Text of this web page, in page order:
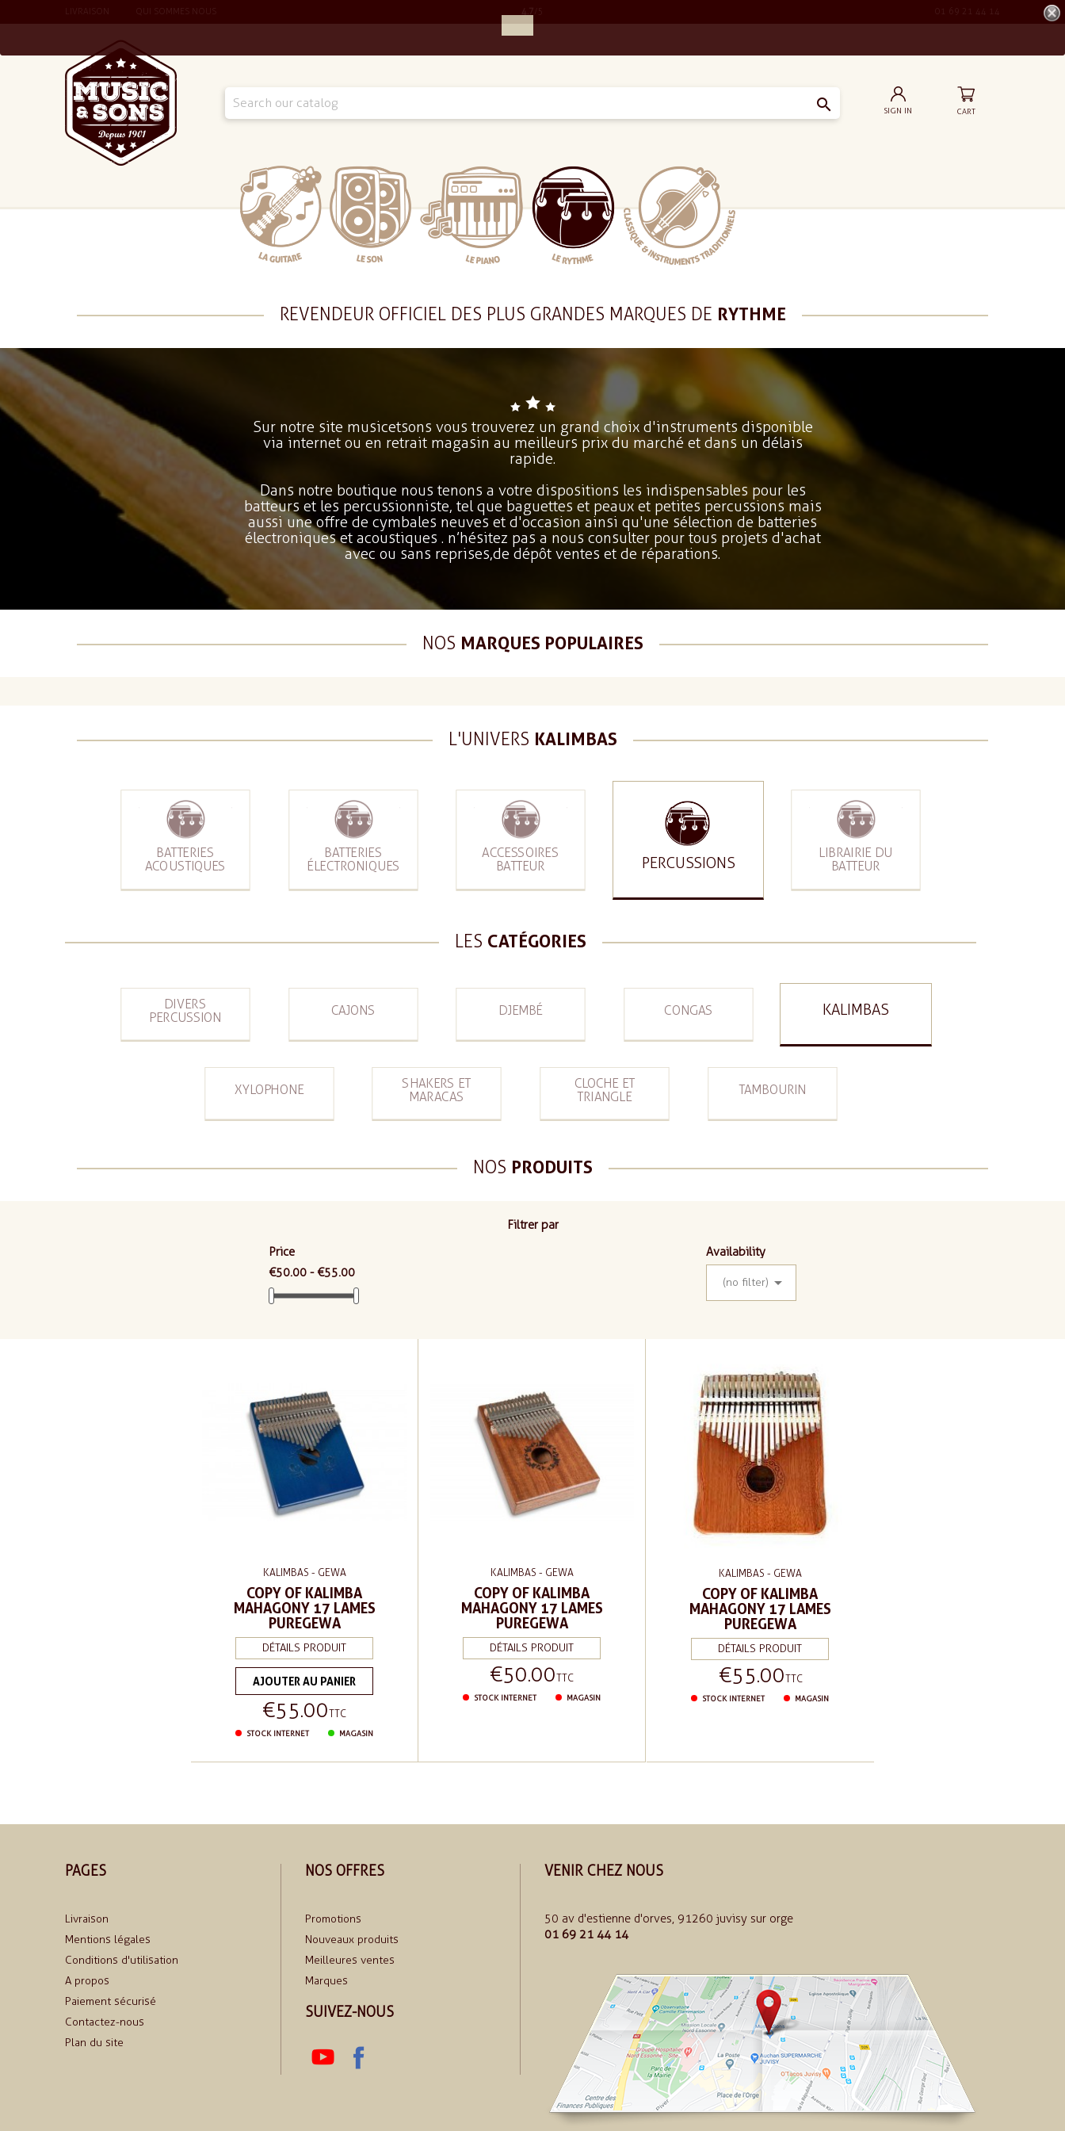
LIVRAISON QUI SOMMES NOUS 4.7 01 69 21 44 14
 SIGN IN CART
REVENDEUR OFFICIEL DES PLUS GRANDES MARQUES DE RYTHME
Sur notre site musicetsons vous trouverez un grand choix d'instruments disponible
via internet ou en retrait magasin au meilleurs prix du marché et dans un délais
rapide.
Dans notre boutique nous tenons a votre dispositions les indispensables pour les
batteurs et les percussionniste, tel que baguettes et peaux et petites percussions mais
aussi une offre de cymbales neuves et d'occasion ainsi qu'une sélection de batteries
électroniques et acoustiques . n’hésitez pas a nous consulter pour tous projets d'achat
avec ou sans reprises,de dépôt ventes et de réparations.
NOS MARQUES POPULAIRES
L'UNIVERS KALIMBAS
BATTERIES
ACOUSTIQUES
BATTERIES
ÉLECTRONIQUES
ACCESSOIRES
BATTEUR
PERCUSSIONS
LIBRAIRIE DU
BATTEUR
LES CATÉGORIES
DIVERS
PERCUSSION
CAJONS DJEMBÉ CONGAS KALIMBAS
XYLOPHONE
SHAKERS ET
MARACAS
CLOCHE ET
TRIANGLE
TAMBOURIN
NOS PRODUITS
Filtrer par
Price
€50.00 - €55.00
Availability
(no filter) 
KALIMBAS - GEWA
COPY OF KALIMBA
MAHAGONY 17 LAMES
PUREGEWA
DÉTAILS PRODUIT
AJOUTER AU PANIER
Price
€55.00TTC
STOCK INTERNET MAGASIN
KALIMBAS - GEWA
COPY OF KALIMBA
MAHAGONY 17 LAMES
PUREGEWA
DÉTAILS PRODUIT
Price
€50.00TTC
STOCK INTERNET MAGASIN
KALIMBAS - GEWA
COPY OF KALIMBA
MAHAGONY 17 LAMES
PUREGEWA
DÉTAILS PRODUIT
Price
€55.00TTC
STOCK INTERNET MAGASIN
PAGES
Livraison
Mentions légales
Conditions d'utilisation
A propos
Paiement sécurisé
Contactez-nous
Plan du site
NOS OFFRES
Promotions
Nouveaux produits
Meilleures ventes
Marques
SUIVEZ-NOUS
YouTube
VENIR CHEZ NOUS
50 av d'estienne d'orves, 91260 juvisy sur orge
01 69 21 44 14